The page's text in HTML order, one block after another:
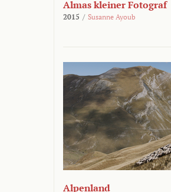
Almas kleiner Fotograf
2015 / Susanne Ayoub
Alpenland